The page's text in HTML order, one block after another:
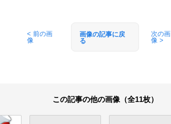
< 前の画
像
画像の記事に戻
る
次の画
像 >
この記事の他の画像（全11枚）